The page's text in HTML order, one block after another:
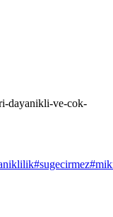
dayanikli-ve-cok-
#sugecirmez#